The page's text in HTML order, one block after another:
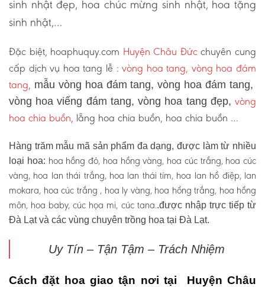
sinh nhật đẹp, hoa chúc mừng sinh nhật, hoa tặng
sinh nhật,…
Đặc biệt, hoaphuquy.com Huyện Châu Đứcchuyên cung
cấp dịch vụ hoa tang lễ :vòng hoa tang, vòng hoa đám
tang, mẫu vòng hoa đám tang, vòng hoa đám tang,
vòng hoa viếng đám tang, vòng hoa tang đẹp, vòng
hoa chia buồn, lẵng hoa chia buồn, hoa chia buồn …
Hàng trăm mẫu mã sản phẩm đa dạng, được làm từ nhiều
loại hoa: hoa hồng đỏ, hoa hồng vàng, hoa cúc trắng, hoa cúc
vàng, hoa lan thái trắng, hoa lan thái tím, hoa lan hồ điệp, lan
mokara, hoa cúc trắng , hoa ly vàng, hoa hồng trắng, hoa hồng
môn, hoa baby, cúc họa mi, cúc tana..được nhập trực tiếp từ
Đà Lạt và các vùng chuyên trồng hoa tại Đà Lạt.
Uy Tín – Tận Tậm – Trách Nhiệm
Cách đặt hoa giao tận nơi tại Huyện Châu